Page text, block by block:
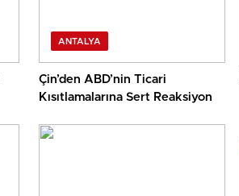
ANTALYA
Çin’den ABD’nin Ticari
Kısıtlamalarına Sert Reaksiyon